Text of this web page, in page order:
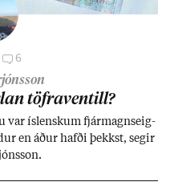
6
töfra­ventill?
ís­lensk­um fjár­magns­eig­
en áð­ur hafði þekkst, seg­ir